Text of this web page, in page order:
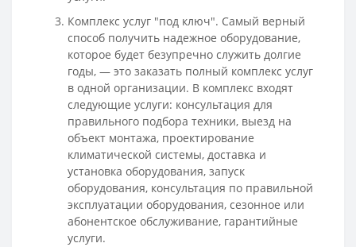
Комплекс услуг "под ключ". Самый верный
способ получить надежное оборудование,
которое будет безупречно служить долгие
годы, — это заказать полный комплекс услуг
в одной организации. В комплекс входят
следующие услуги: консультация для
правильного подбора техники, выезд на
объект монтажа, проектирование
климатической системы, доставка и
установка оборудования, запуск
оборудования, консультация по правильной
эксплуатации оборудования, сезонное или
абонентское обслуживание, гарантийные
услуги.